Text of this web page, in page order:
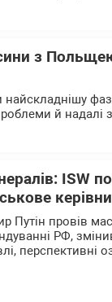
з
й надалі
ISW
Путін провів
РФ,
перспективні